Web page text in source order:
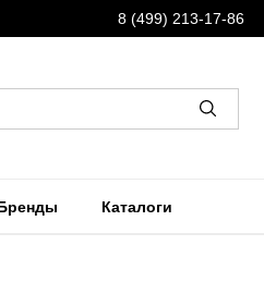
8 (499) 213-17-86
Каталоги